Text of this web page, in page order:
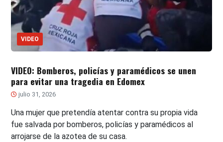
VIDEO
VIDEO: Bomberos, policías y paramédicos se unen
para evitar una tragedia en Edomex
julio 31, 2026
Una mujer que pretendía atentar contra su propia vida
fue salvada por bomberos, policías y paramédicos al
arrojarse de la azotea de su casa.